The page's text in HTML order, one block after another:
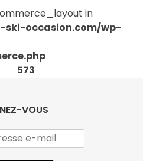
in
ski-occasion.com/wp-
573
VOUS